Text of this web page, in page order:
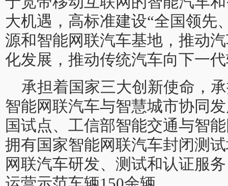
大机遇，高标准建设“全国领先
源和智能网联汽车基地，推动
化发展，推动传统汽车向下一
承担着国家三大创新使命，
智能网联汽车与智慧城市协同
国试点、工信部智能交通与智
拥有国家智能网联汽车封闭测
网联汽车研发、测试和认证服